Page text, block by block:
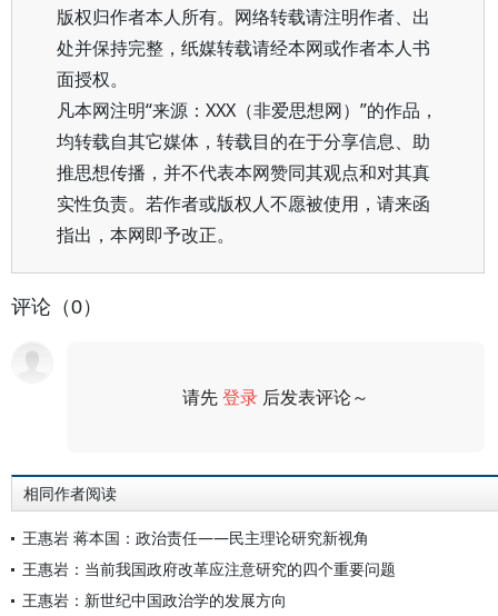
版权归作者本人所有。网络转载请注明作者、出
处并保持完整，纸媒转载请经本网或作者本人书
面授权。
凡本网注明“来源：XXX（非爱思想网）”的作品，
均转载自其它媒体，转载目的在于分享信息、助
推思想传播，并不代表本网赞同其观点和对其真
实性负责。若作者或版权人不愿被使用，请来函
指出，本网即予改正。
评论（0）
请先登录 后发表评论～
相同作者阅读
王惠岩 蒋本国：政治责任——民主理论研究新视角
王惠岩：当前我国政府改革应注意研究的四个重要问题
王惠岩：新世纪中国政治学的发展方向